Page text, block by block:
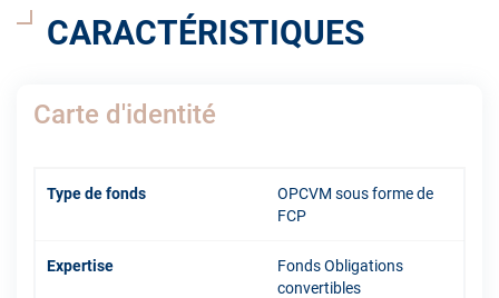
CARACTÉRISTIQUES
Carte d'identité
Type de fonds
OPCVM sous forme de
FCP
Expertise
Fonds Obligations
convertibles